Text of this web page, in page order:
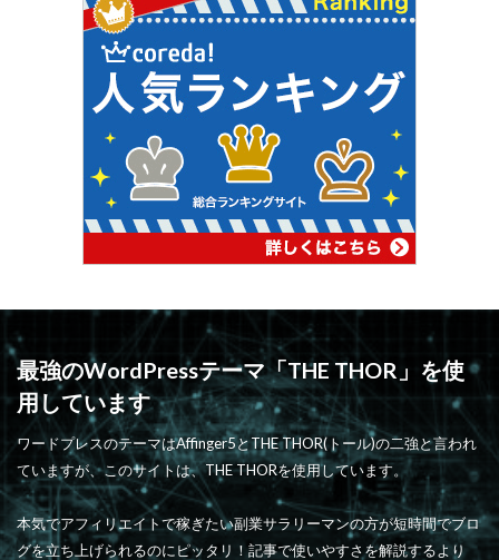
最強のWordPressテーマ「THE THOR」を使
用しています
ワードプレスのテーマはAffinger5とTHE THOR(トール)の二強と言われ
ていますが、このサイトは、THE THORを使用しています。
本気でアフィリエイトで稼ぎたい副業サラリーマンの方が短時間でブロ
グを立ち上げられるのにピッタリ！記事で使いやすさを解説するより